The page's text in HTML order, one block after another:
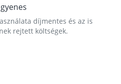
díjmentes és az is
rejtett költségek.